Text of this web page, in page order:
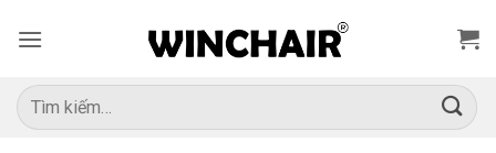
qua
dung
Tìm
kiếm: